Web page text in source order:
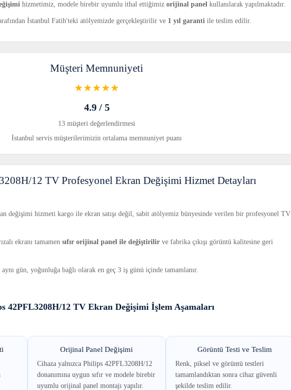
hizmetimiz, modele birebir uyumlu ithal ettiğimiz orijinal panel kullanılarak yapılmaktadır.
İstanbul Fatih'teki atölyemizde gerçekleştirilir ve 1 yıl garanti ile teslim edilir.
Müşteri Memnuniyeti
★★★★★
4.9 / 5
13 müşteri değerlendirmesi
İstanbul servis müşterilerimizin ortalama memnuniyet puanı
12 TV Profesyonel Ekran Değişimi Hizmet Detayları
değişimi hizmeti kargo ile ekran satışı değil, sabit atölyemiz bünyesinde verilen bir profesyonel TV
ekranı tamamen sıfır orijinal panel ile değiştirilir ve fabrika çıkışı görüntü kalitesine geri
gün, yoğunluğa bağlı olarak en geç 3 iş günü içinde tamamlanır.
42PFL3208H/12 TV Ekran Değişimi İşlem Aşamaları
Orijinal Panel Değişimi
Cihaza yalnızca Philips 42PFL3208H/12
donanımına uygun sıfır ve modele birebir
uyumlu orijinal panel montajı yapılır.
Görüntü Testi ve Teslim
Renk, piksel ve görüntü testleri
tamamlandıktan sonra cihaz güvenli
şekilde teslim edilir.